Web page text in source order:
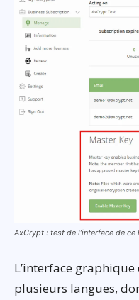
AxCrypt : test de l’interface de
L’interface
plusieurs langues,